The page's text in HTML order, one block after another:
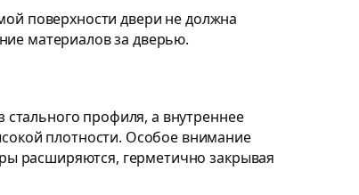
поверхности двери не должна
материалов за дверью.
стального профиля, а внутреннее
плотности. Особое внимание
расширяются, герметично закрывая